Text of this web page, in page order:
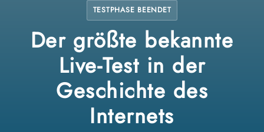
TESTPHASE BEENDET
Der größte bekannte
Live-Test in der
Geschichte des
Internets